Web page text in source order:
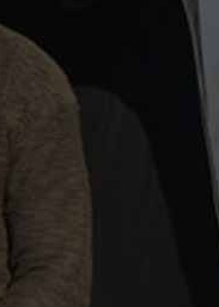
34d
Sachkundeprüfung